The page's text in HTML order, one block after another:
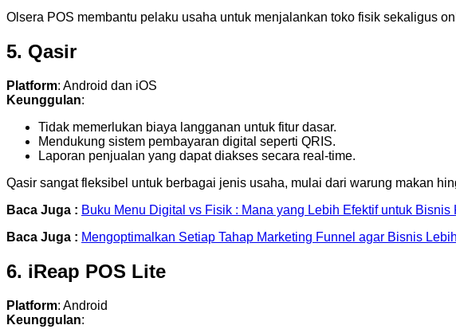
Olsera POS membantu pelaku usaha untuk menjalankan toko fisik sekaligus
5. Qasir
Platform: Android dan iOS
Keunggulan:
Tidak memerlukan biaya langganan untuk fitur dasar.
Mendukung sistem pembayaran digital seperti QRIS.
Laporan penjualan yang dapat diakses secara real-time.
Qasir sangat fleksibel untuk berbagai jenis usaha, mulai dari warung makan
Baca Juga : Buku Menu Digital vs Fisik : Mana yang Lebih Efektif untuk Bisnis
Baca Juga : Mengoptimalkan Setiap Tahap Marketing Funnel agar Bisnis
6. iReap POS Lite
Platform: Android
Keunggulan: